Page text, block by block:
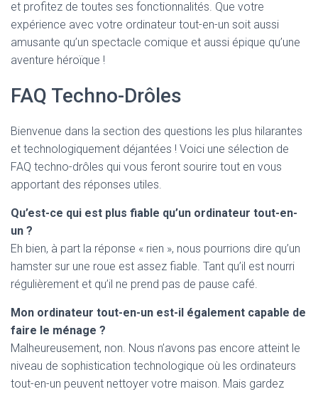
et profitez de toutes ses fonctionnalités. Que votre
expérience avec votre ordinateur tout-en-un soit aussi
amusante qu’un spectacle comique et aussi épique qu’une
aventure héroïque !
FAQ Techno-Drôles
Bienvenue dans la section des questions les plus hilarantes
et technologiquement déjantées ! Voici une sélection de
FAQ techno-drôles qui vous feront sourire tout en vous
apportant des réponses utiles.
Qu’est-ce qui est plus fiable qu’un ordinateur tout-en-
un ?
Eh bien, à part la réponse « rien », nous pourrions dire qu’un
hamster sur une roue est assez fiable. Tant qu’il est nourri
régulièrement et qu’il ne prend pas de pause café.
Mon ordinateur tout-en-un est-il également capable de
faire le ménage ?
Malheureusement, non. Nous n’avons pas encore atteint le
niveau de sophistication technologique où les ordinateurs
tout-en-un peuvent nettoyer votre maison. Mais gardez